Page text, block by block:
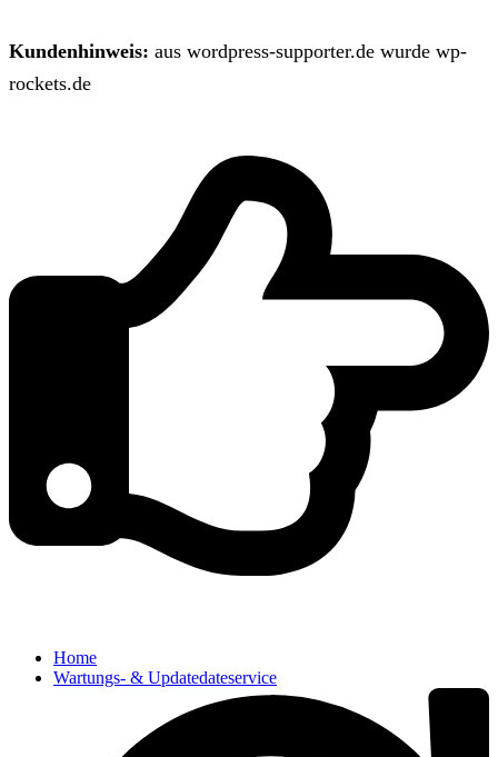
Kundenhinweis: aus wordpress-supporter.de wurde wp-
rockets.de
Home
Wartungs- & Updatedateservice